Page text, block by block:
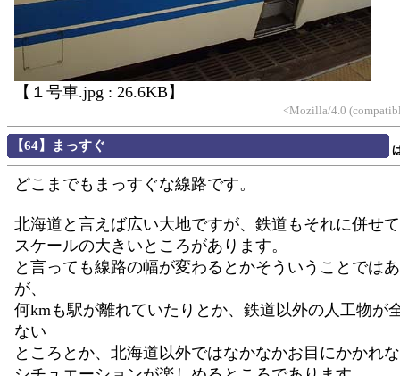
【１号車.jpg : 26.6KB】
<Mozilla/4.0
【64】まっすぐ
どこまでもまっすぐな線路です。
北海道と言えば広い大地ですが、鉄道もそれに併せて
スケールの大きいところがあります。
と言っても線路の幅が変わるとかそういうことでは
が、
何kmも駅が離れていたりとか、鉄道以外の人工物が
ない
ところとか、北海道以外ではなかなかお目にかかれ